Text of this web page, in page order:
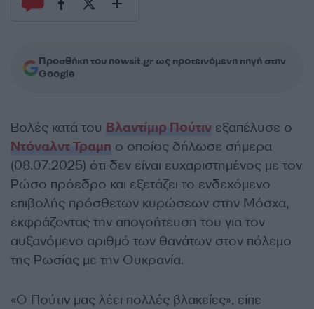
Προσθήκη του newsit.gr ως προτεινόμενη πηγή στην
Google
Βολές κατά του Βλαντίμιρ Πούτιν εξαπέλυσε ο
Ντόναλντ Τραμπ ο οποίος δήλωσε σήμερα
(08.07.2025) ότι δεν είναι ευχαριστημένος με τον
Ρώσο πρόεδρο και εξετάζει το ενδεχόμενο
επιβολής πρόσθετων κυρώσεων στην Μόσχα,
εκφράζοντας την απογοήτευση του για τον
αυξανόμενο αριθμό των θανάτων στον πόλεμο
της Ρωσίας με την Ουκρανία.
«Ο Πούτιν μας λέει πολλές βλακείες», είπε